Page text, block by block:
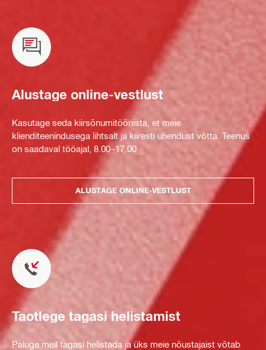
Alustage online-vestlust
Kasutage seda kiirsõnumitööriista, et meie
klienditeenindusega lihtsalt ja kiiresti ühendust võtta. Teenus
on saadaval tööajal, 8.00–17.00
ALUSTAGE ONLINE-VESTLUST
Taotlege tagasi helistamist
Paluge meil tagasi helistada ja üks meie nõustajaist võtab